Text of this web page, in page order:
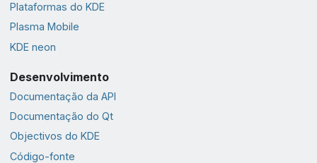
Plataformas do KDE
Plasma Mobile
KDE neon
Desenvolvimento
Documentação da API
Documentação do Qt
Objectivos do KDE
Código-fonte